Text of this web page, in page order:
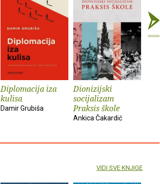
Diplomacija iza
kulisa
Damir Grubiša
Dionizijski
socijalizam
Praksis škole
Ankica Čakardić
VIDI SVE KNJIGE